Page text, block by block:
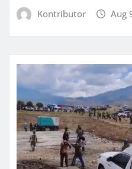
Kontributor Aug